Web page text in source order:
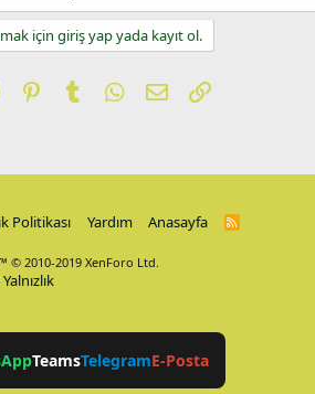
için giriş yap yada kayıt ol.
Reddit PinterestTumblrWhatsApp
E-postaLink
Politikası Yardım Anasayfa
R
© 2010-2019 XenForo Ltd.
TeamsTelegramE-Posta